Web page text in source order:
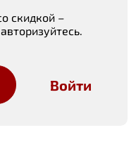
скидкой –
Войти